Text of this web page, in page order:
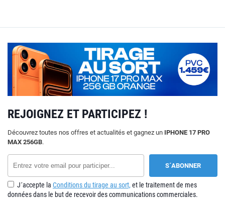
REJOIGNEZ ET PARTICIPEZ !
Découvrez toutes nos offres et actualités et gagnez un IPHONE 17 PRO
MAX 256GB.
J´accepte la Conditions du tirage au sort, et le traitement de mes
données dans le but de recevoir des communications commerciales.